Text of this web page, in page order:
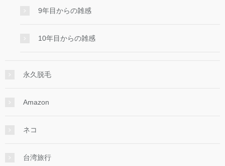
9年目からの雑感
10年目からの雑感
永久脱毛
Amazon
ネコ
台湾旅行